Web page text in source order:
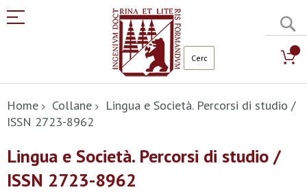
al
contenuto
Home Collane
Lingua e Società. Percorsi di studio /
ISSN 2723-8962
Lingua e Società. Percorsi di studio /
ISSN 2723-8962